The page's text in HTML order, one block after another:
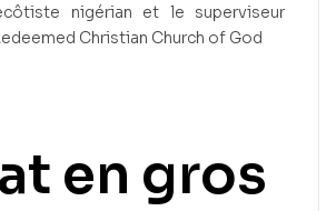
nigérian et le superviseur
Christian Church of God
en gros